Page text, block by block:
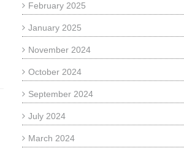
February 2025
January 2025
November 2024
October 2024
September 2024
July 2024
March 2024